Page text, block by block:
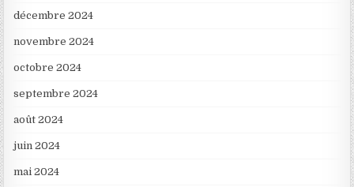
décembre 2024
novembre 2024
octobre 2024
septembre 2024
août 2024
juin 2024
mai 2024